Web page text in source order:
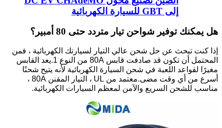
إلى GBT للسيارة الكهربائية
هل يمكنك توفير شواحن تيار متردد حتى 80 أمبير؟
إذا كنت تبحث عن حل شحن عالي التيار لسيارتك الكهربائية ، فمن
المحتمل أن تكون قد صادفت قابس 80A من النوع 1.يعد القابس
مغيرًا لقواعد اللعبة في شحن السيارة الكهربائية لأنه يتيح شحنًا
أسرع من أي وقت مضى.معتمد من UL ، التيار المقنن 80A ،
مناسب للشحن السريع والآمن لمعظم السيارات الكهربائية.